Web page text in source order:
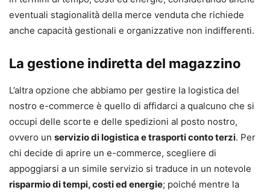
eventuali stagionalità della merce venduta che richiede
anche capacità gestionali e organizzative non indifferenti.
La gestione indiretta del magazzino
L’altra opzione che abbiamo per gestire la logistica del
nostro e-commerce è quello di affidarci a qualcuno che si
occupi delle scorte e delle spedizioni al posto nostro,
ovvero un servizio di logistica e trasporti conto terzi. Per
chi decide di aprire un e-commerce, scegliere di
appoggiarsi a un simile servizio si traduce in un notevole
risparmio di tempi, costi ed energie; poiché mentre la